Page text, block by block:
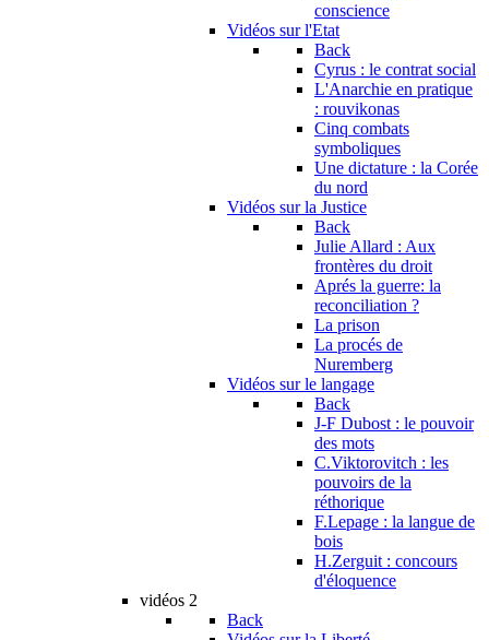
conscience
Vidéos sur l'Etat
Back
Cyrus : le contrat social
L'Anarchie en pratique
: rouvikonas
Cinq combats
symboliques
Une dictature : la Corée
du nord
Vidéos sur la Justice
Back
Julie Allard : Aux
frontères du droit
Aprés la guerre: la
reconciliation ?
La prison
La procés de
Nuremberg
Vidéos sur le langage
Back
J-F Dubost : le pouvoir
des mots
C.Viktorovitch : les
pouvoirs de la
réthorique
F.Lepage : la langue de
bois
H.Zerguit : concours
d'éloquence
vidéos 2
Back